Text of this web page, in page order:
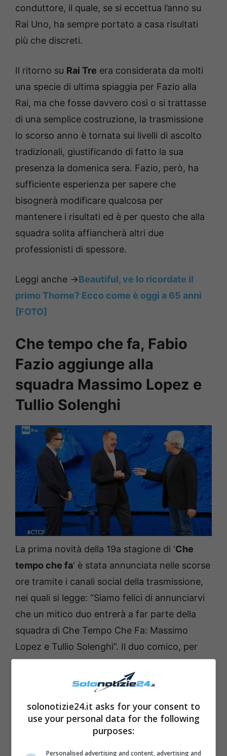
conduttore, il quale, se si eccettua l’anno su
Rai Uno, ha sempre portato a casa risultati
più che discreti.
Il ritorno su Rai Tre era considerata da molti
una specie di ultima spiaggia per Fazio alla
Rai, ma che fosse davvero così o si trattasse
di una semplice costruzione, la trasmissione
lo scorso anno è tornata sui livelli di ascolto
tradizionali, giustificando di fatto la sua
presenza la domenica sera. Fazio, però, ha
sufficiente esperienza per sapere che
bisognerà modificare qualcosa per
mantenere i risultati ed è per questo che alla
squadra solita affiancherà altri due
professionisti di spessore.
Leggi anche ->Beautiful, ve lo ricordate il
primo Thorne? Ecco come è oggi a 65 anni
[FOTO]
Che tempo che fa, Fabio
Fazio aggiunge alla
squadra Massimo Lopez e
Tullio Solenghi
La prima novità della 19a stagione di ‘Che
tempo che fa‘ è stata annunciata nelle scorse
ore tramite i canali social della trasmissione,
nei quali si legge: “Siamo felici di annunciarvi
che un mitico duo entrerà a far parte della
squadra di Che Tempo Che Fa: Massimo
Lopez e Tullio Solenghi”. Il duo comico, per
anni in trio conAnna Marchesini, si unisce
dunque alla consolidata squadra del
programma di Fazio e di certo daranno vita a
siparietti comici insieme a Luciana Littizzetto
solonotizie24.it asks for your consent to
use your personal data for the following
purposes:
Personalised advertising and content, advertising and